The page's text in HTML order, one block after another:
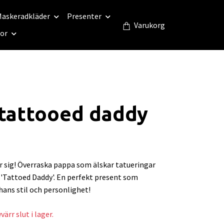
Presenter
Varukorg
daddy
sig! Överraska pappa som älskar tatueringar
Daddy'. En perfekt present som
stil och personlighet!
slut i lager.